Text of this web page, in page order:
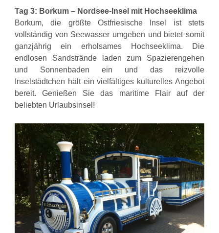
Tag 3: Borkum – Nordsee-Insel mit Hochseeklima
Borkum, die größte Ostfriesische Insel ist stets
vollständig von Seewasser umgeben und bietet somit
ganzjährig ein erholsames Hochseeklima. Die
endlosen Sandstrände laden zum Spazierengehen
und Sonnenbaden ein und das reizvolle
Inselstädtchen hält ein vielfältiges kulturelles Angebot
bereit. Genießen Sie das maritime Flair auf der
beliebten Urlaubsinsel!